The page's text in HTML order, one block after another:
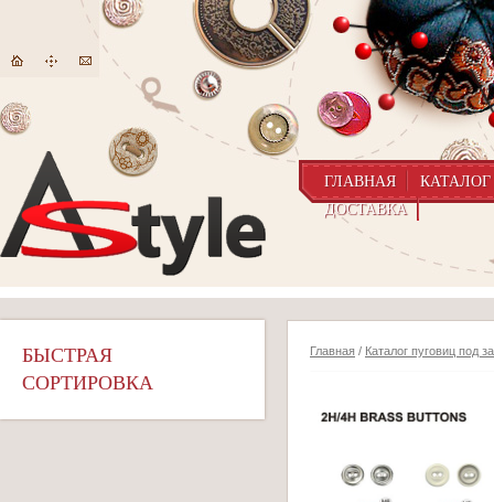
ГЛАВНАЯ
КАТАЛОГ
ДОСТАВКА
БЫСТРАЯ
СОРТИРОВКА
Главная / Каталог пуговиц под